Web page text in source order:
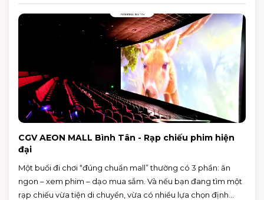
CGV AEON MALL Bình Tân - Rạp chiếu phim hiện
đại
Một buổi đi chơi “đúng chuẩn mall” thường có 3 phần: ăn
ngon – xem phim – dạo mua sắm. Và nếu bạn đang tìm một
rạp chiếu vừa tiện di chuyển, vừa có nhiều lựa chọn định